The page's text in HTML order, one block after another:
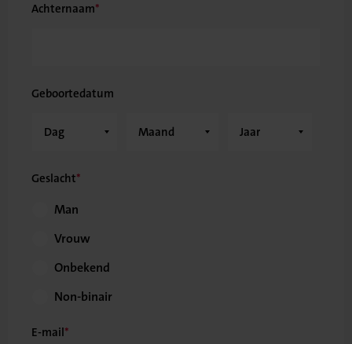
Achternaam
Geboortedatum
Geslacht
Man
Vrouw
Onbekend
Non-binair
E-mail